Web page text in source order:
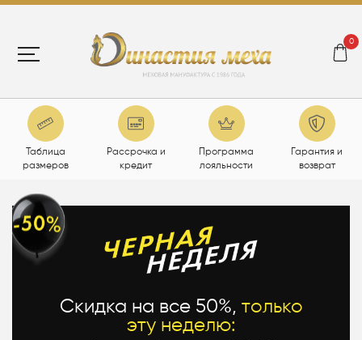
0
Таблица
размеров
Рассрочка и
кредит
Программа
лояльности
Гарантия и
возврат
Скидка на все 50%, только
эту неделю: